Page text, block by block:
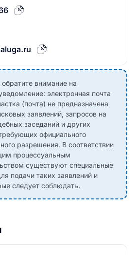
внимание на
электронная почта
(почта) не предназначена
заявлений, запросов на
заседаний и других
официального
разрешения. В соответствии
процессуальным
существуют специальные
подачи таких заявлений и
следует соблюдать.